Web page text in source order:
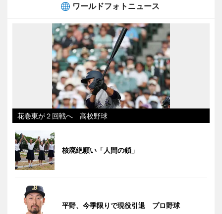
ワールドフォトニュース
花巻東が２回戦へ 高校野球
核廃絶願い「人間の鎖」
平野、今季限りで現役引退 プロ野球